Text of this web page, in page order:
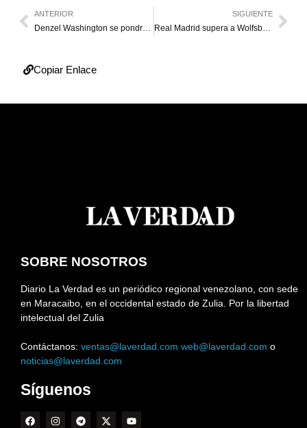
ANTERIOR
Denzel Washington se pondrá tras las cámaras por tercera vez
SIGUIENTE
Real Madrid supera a Wolfsburgo y llega a semifinales
Copiar Enlace
SOBRE NOSOTROS
Diario La Verdad es un periódico regional venezolano, con sede
en Maracaibo, en el occidental estado de Zulia. Por la libertad
intelectual del Zulia
Contáctanos: ventas@laverdad.com web@laverdad.com o
noticias@laverdad.com
Síguenos